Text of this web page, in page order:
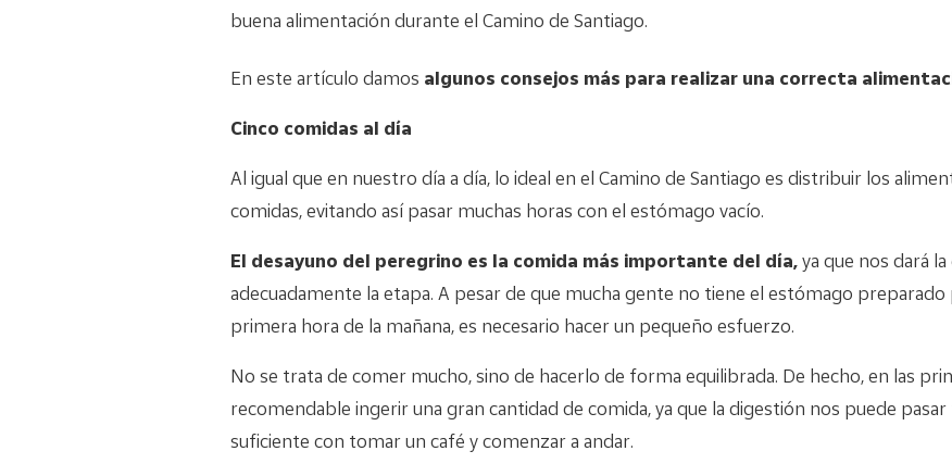
buena alimentación durante el Camino de Santiago.
En este artículo damos algunos consejos más para realizar una correcta
Cinco comidas al día
Al igual que en nuestro día a día, lo ideal en el Camino de Santiago es distribuir los
comidas, evitando así pasar muchas horas con el estómago vacío.
El desayuno del peregrino es la comida más importante del día,ya que nos dará
adecuadamente la etapa. A pesar de que mucha gente no tiene el estómago
primera hora de la mañana, es necesario hacer un pequeño esfuerzo.
No se trata de comer mucho, sino de hacerlo de forma equilibrada. De hecho, en las
recomendable ingerir una gran cantidad de comida, ya que la digestión nos puede
suficiente con tomar un café y comenzar a andar.